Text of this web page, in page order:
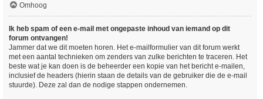
Omhoog
Ik heb spam of een e-mail met ongepaste inhoud van iemand op dit
forum ontvangen!
Jammer dat we dit moeten horen. Het e-mailformulier van dit forum werkt
met een aantal technieken om zenders van zulke berichten te traceren. Het
beste wat je kan doen is de beheerder een kopie van het bericht e-mailen,
inclusief de headers (hierin staan de details van de gebruiker die de e-mail
stuurde). Deze zal dan de nodige stappen ondernemen.